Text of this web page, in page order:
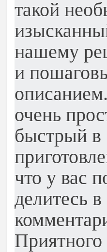
такой
нашему
и
очень
быстрый в
что у вас
делитесь в
Приятного